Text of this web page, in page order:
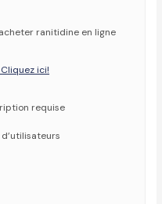
ranitidine en ligne
ici!
requise